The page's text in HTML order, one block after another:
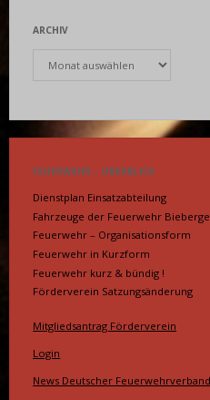
ARCHIV
FEUERWEHR – ÜBERBLICK
Dienstplan Einsatzabteilung
Fahrzeuge der Feuerwehr
Feuerwehr – Organisationsform
Feuerwehr in Kurzform
Feuerwehr kurz & bündig !
Förderverein Satzungsänderung
Mitgliedsantrag Förderverein
Login
News Deutscher Feuerwehrverband